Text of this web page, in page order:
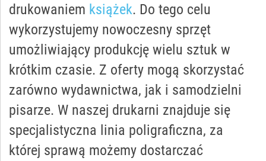
drukowaniem książek. Do tego celu
wykorzystujemy nowoczesny sprzęt
umożliwiający produkcję wielu sztuk w
krótkim czasie. Z oferty mogą skorzystać
zarówno wydawnictwa, jak i samodzielni
pisarze. W naszej drukarni znajduje się
specjalistyczna linia poligraficzna, za
której sprawą możemy dostarczać